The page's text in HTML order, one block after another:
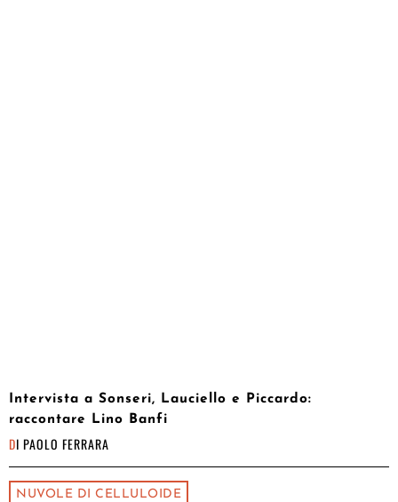
Intervista a Sonseri, Lauciello e Piccardo:
raccontare Lino Banfi
DI PAOLO FERRARA
NUVOLE DI CELLULOIDE